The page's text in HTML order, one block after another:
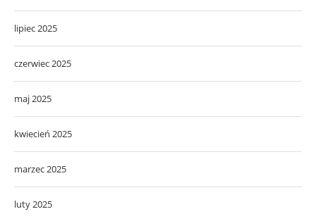
lipiec 2025
czerwiec 2025
maj 2025
kwiecień 2025
marzec 2025
luty 2025